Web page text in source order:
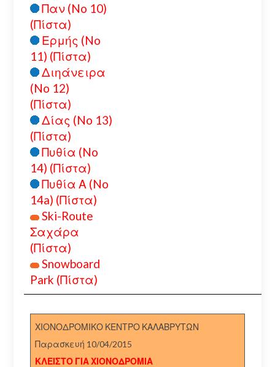
Παν (No 10)
(Πίστα)
Ερμής (No
11) (Πίστα)
Διηάνειρα
(No 12)
(Πίστα)
Δίας (No 13)
(Πίστα)
Πυθία (No
14) (Πίστα)
Πυθία Α (No
14a) (Πίστα)
Ski-Route
Σαχάρα
(Πίστα)
Snowboard
Park (Πίστα)
ΧΙΟΝΟΔΡΟΜΙΚΟ ΚΕΝΤΡΟ ΚΑΛΑΒΡΥΤΩΝ
Παρασκευή 10/04/2015
ΚΛΕΙΣΤΟ ΓΙΑ ΧΙΟΝΟΔΡΟΜΙΑ